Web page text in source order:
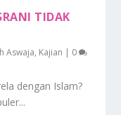
TIDAK
Aswaja, Kajian | 0
dengan Islam?